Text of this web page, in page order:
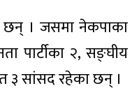
छन् । जसमा नेकपाका
पार्टीका २, सङ्घीय
३ सांसद रहेका छन् ।